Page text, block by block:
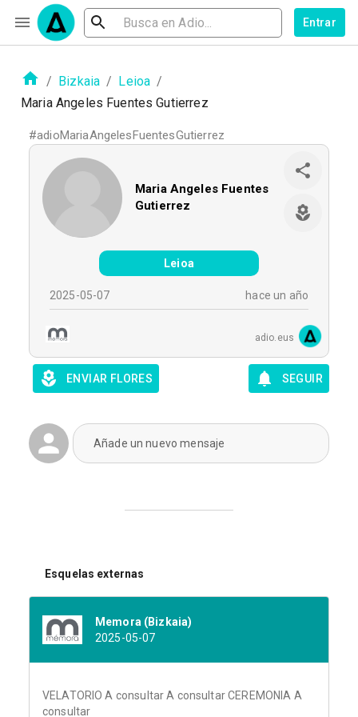
Entrar
/ Bizkaia / Leioa /
Maria Angeles Fuentes Gutierrez
#adioMariaAngelesFuentesGutierrez
Maria Angeles Fuentes
Gutierrez
Leioa
2025-05-07 hace un año
adio.eus
ENVIAR FLORES SEGUIR
Añade un nuevo mensaje
Esquelas externas
Memora (Bizkaia)
2025-05-07
VELATORIO A consultar A consultar CEREMONIA A
consultar